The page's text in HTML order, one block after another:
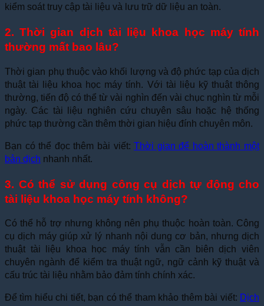
kiểm soát truy cập tài liệu và lưu trữ dữ liệu an toàn.
2. Thời gian dịch tài liệu khoa học máy tính
thường mất bao lâu?
Thời gian phụ thuộc vào khối lượng và độ phức tạp của dịch
thuật tài liệu khoa học máy tính. Với tài liệu kỹ thuật thông
thường, tiến độ có thể từ vài nghìn đến vài chục nghìn từ mỗi
ngày. Các tài liệu nghiên cứu chuyên sâu hoặc hệ thống
phức tạp thường cần thêm thời gian hiệu đính chuyên môn.
Bạn có thể đọc thêm bài viết:Thời gian để hoàn thành một
bản dịch nhanh nhất.
3. Có thể sử dụng công cụ dịch tự động cho
tài liệu khoa học máy tính không?
Có thể hỗ trợ nhưng không nên phụ thuộc hoàn toàn. Công
cụ dịch máy giúp xử lý nhanh nội dung cơ bản, nhưng dịch
thuật tài liệu khoa học máy tính vẫn cần biên dịch viên
chuyên ngành để kiểm tra thuật ngữ, ngữ cảnh kỹ thuật và
cấu trúc tài liệu nhằm bảo đảm tính chính xác.
Để tìm hiểu chi tiết, bạn có thể tham khảo thêm bài viết: Dịch